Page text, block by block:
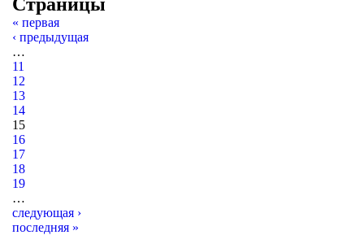
« первая
‹ предыдущая
…
11
12
13
14
15
16
17
18
19
…
следующая ›
последняя »